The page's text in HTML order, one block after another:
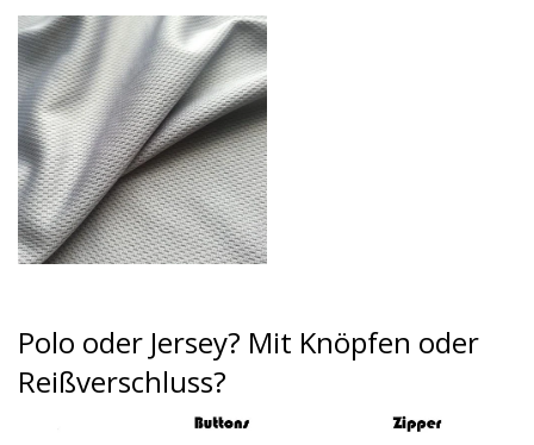
Polo oder Jersey? Mit Knöpfen oder
Reißverschluss?